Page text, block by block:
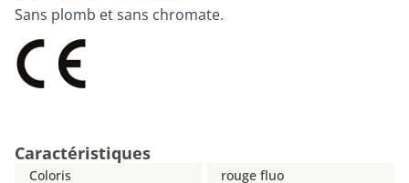
Sans plomb et sans chromate.
Caractéristiques
Coloris rouge fluo